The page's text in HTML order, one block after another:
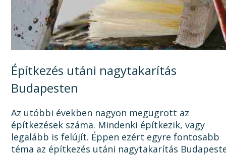
Építkezés utáni nagytakarítás
Budapesten
Az utóbbi években nagyon megugrott az
építkezések száma. Mindenki építkezik, vagy
legalább is felújít. Éppen ezért egyre fontosabb
téma az építkezés utáni nagytakarítás